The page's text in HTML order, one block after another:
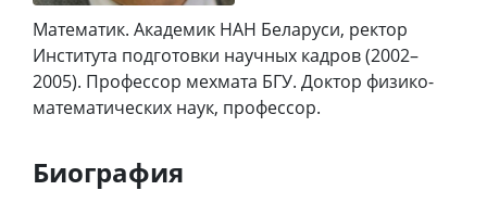
Математик. Академик НАН Беларуси, ректор
Института подготовки научных кадров (2002–
2005). Профессор мехмата БГУ. Доктор физико-
математических наук, профессор.
Биография